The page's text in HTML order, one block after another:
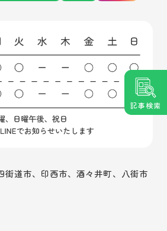
記事検索
街道市、印西市、酒々井町、八街市